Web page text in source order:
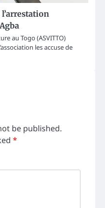
au Togo (ASVITTO)
les accuse de
be published.
*